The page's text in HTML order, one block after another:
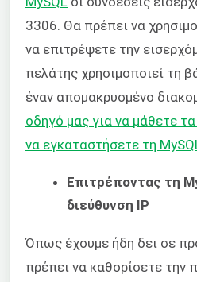
3306. Θα πρέπει να
να επιτρέψετε την
πελάτης χρησιμοποιεί τη
έναν απομακρυσμένο
οδηγό μας για να μάθετε
να εγκαταστήσετε τη
Επιτρέποντας τη
διεύθυνση IP
Όπως έχουμε ήδη δει σε
πρέπει να καθορίσετε την